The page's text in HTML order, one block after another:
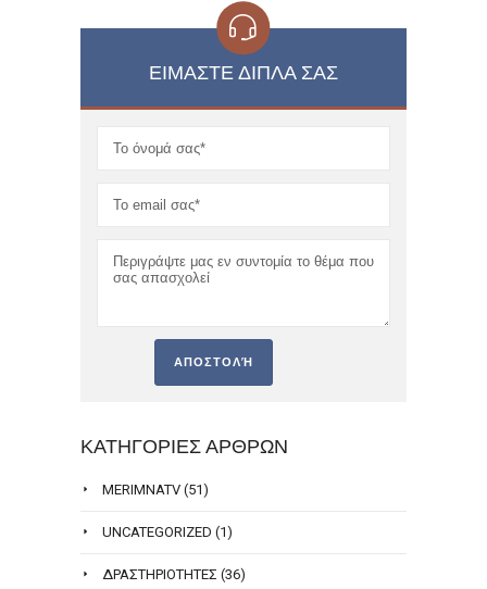
ΕΙΜΑΣΤΕ ΔΊΠΛΑ ΣΑΣ
ΚΑΤΗΓΟΡΊΕΣ ΆΡΘΡΩΝ
MERIMNATV (51)
UNCATEGORIZED (1)
ΔΡΑΣΤΗΡΙΌΤΗΤΕΣ (36)